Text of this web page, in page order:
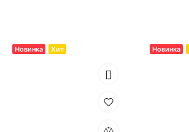
Новинка Хит Новинка